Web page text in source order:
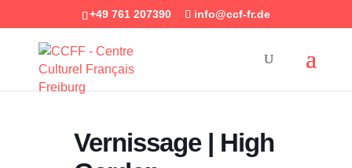
+49 761 207390 info@ccf-fr.de
Vernissage | High